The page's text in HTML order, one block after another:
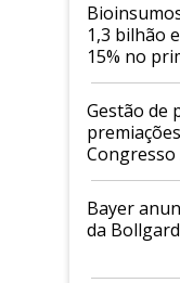
1,3 bilhão
15% no
de 2026
Gestão de
Congresso
Bayer
da